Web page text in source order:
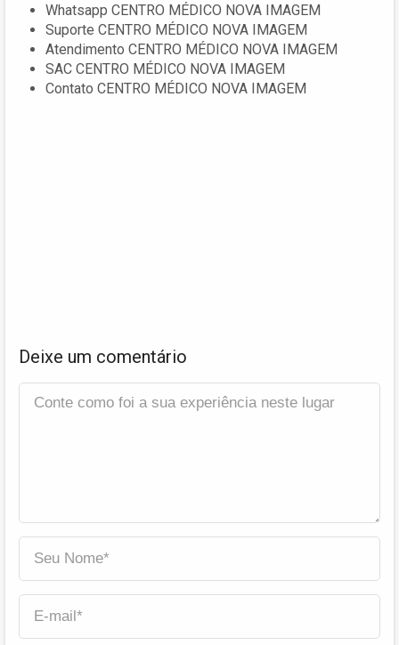
Whatsapp CENTRO MÉDICO NOVA IMAGEM
Suporte CENTRO MÉDICO NOVA IMAGEM
Atendimento CENTRO MÉDICO NOVA IMAGEM
SAC CENTRO MÉDICO NOVA IMAGEM
Contato CENTRO MÉDICO NOVA IMAGEM
Deixe um comentário